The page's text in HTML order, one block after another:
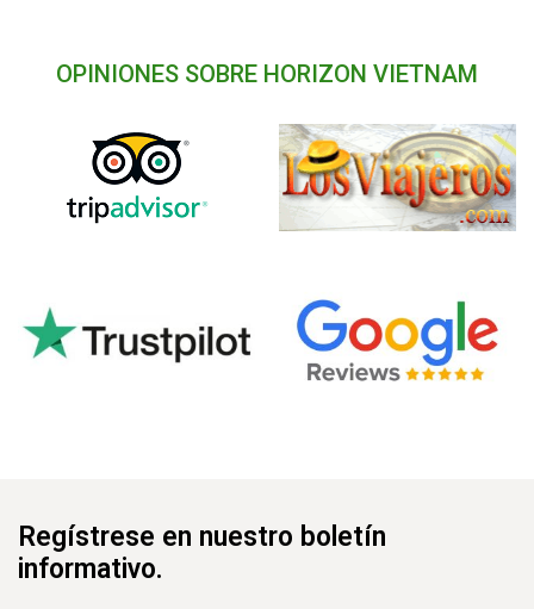
OPINIONES SOBRE HORIZON VIETNAM
Regístrese en nuestro boletín
informativo.